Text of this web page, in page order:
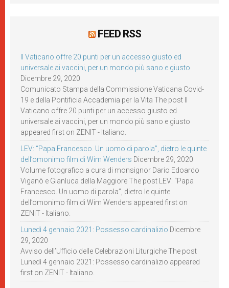
FEED RSS
Il Vaticano offre 20 punti per un accesso giusto ed
universale ai vaccini, per un mondo più sano e giusto
Dicembre 29, 2020
Comunicato Stampa della Commissione Vaticana Covid-
19 e della Pontificia Accademia per la Vita The post Il
Vaticano offre 20 punti per un accesso giusto ed
universale ai vaccini, per un mondo più sano e giusto
appeared first on ZENIT - Italiano.
LEV: “Papa Francesco. Un uomo di parola”, dietro le quinte
dell’omonimo film di Wim Wenders Dicembre 29, 2020
Volume fotografico a cura di monsignor Dario Edoardo
Viganò e Gianluca della Maggiore The post LEV: “Papa
Francesco. Un uomo di parola”, dietro le quinte
dell’omonimo film di Wim Wenders appeared first on
ZENIT - Italiano.
Lunedì 4 gennaio 2021: Possesso cardinalizio Dicembre
29, 2020
Avviso dell’Ufficio delle Celebrazioni Liturgiche The post
Lunedì 4 gennaio 2021: Possesso cardinalizio appeared
first on ZENIT - Italiano.